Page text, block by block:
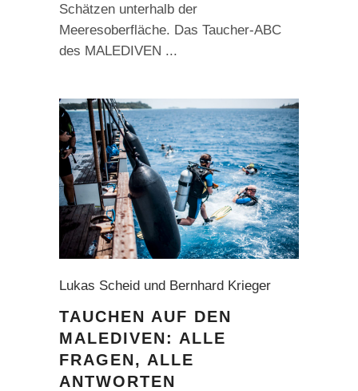
Schätzen unterhalb der
Meeresoberfläche. Das Taucher-ABC
des MALEDIVEN
Lukas Scheid und Bernhard Krieger
TAUCHEN AUF DEN
MALEDIVEN: ALLE
FRAGEN, ALLE
ANTWORTEN